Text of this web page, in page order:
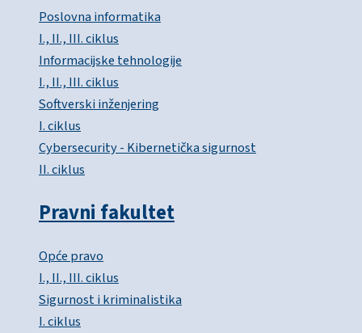
Poslovna informatika
I., II., III. ciklus
Informacijske tehnologije
I., II., III. ciklus
Softverski inženjering
I. ciklus
Cybersecurity - Kibernetička sigurnost
II. ciklus
Pravni fakultet
Opće pravo
I., II., III. ciklus
Sigurnost i kriminalistika
I. ciklus